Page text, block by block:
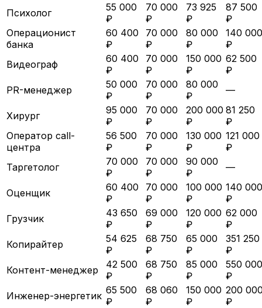
Психолог
55 000
₽
70 000
₽
73 925
₽
87 500
₽
Операционист
банка
60 400
₽
70 000
₽
80 000
₽
140 000
₽
Видеограф
60 400
₽
70 000
₽
150 000
₽
62 500
₽
PR-менеджер
50 000
₽
70 000
₽
80 000
₽
—
Хирург
95 000
₽
70 000
₽
200 000
₽
81 250
₽
Оператор call-
центра
56 500
₽
70 000
₽
130 000
₽
121 000
₽
Таргетолог
70 000
₽
70 000
₽
90 000
₽
—
Оценщик
60 400
₽
70 000
₽
100 000
₽
140 000
₽
Грузчик
43 650
₽
69 000
₽
120 000
₽
62 000
₽
Копирайтер
54 625
₽
68 750
₽
65 000
₽
351 250
₽
Контент-менеджер
42 500
₽
68 750
₽
85 000
₽
550 000
₽
Инженер-энергетик 65 500
₽
68 060
₽
150 000
₽
200
₽